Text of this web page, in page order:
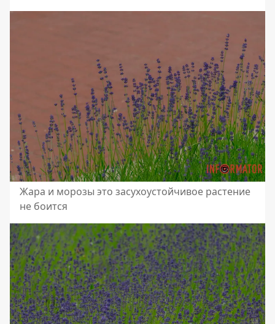
Жара и морозы это засухоустойчивое растение
не боится